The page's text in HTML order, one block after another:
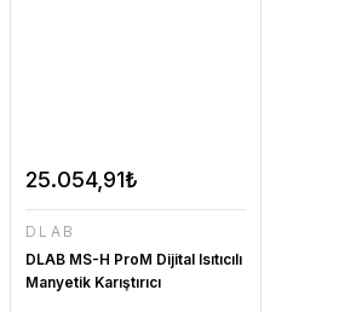
25.054,91₺
DLAB
DLAB MS-H ProM Dijital Isıtıcılı
Manyetik Karıştırıcı